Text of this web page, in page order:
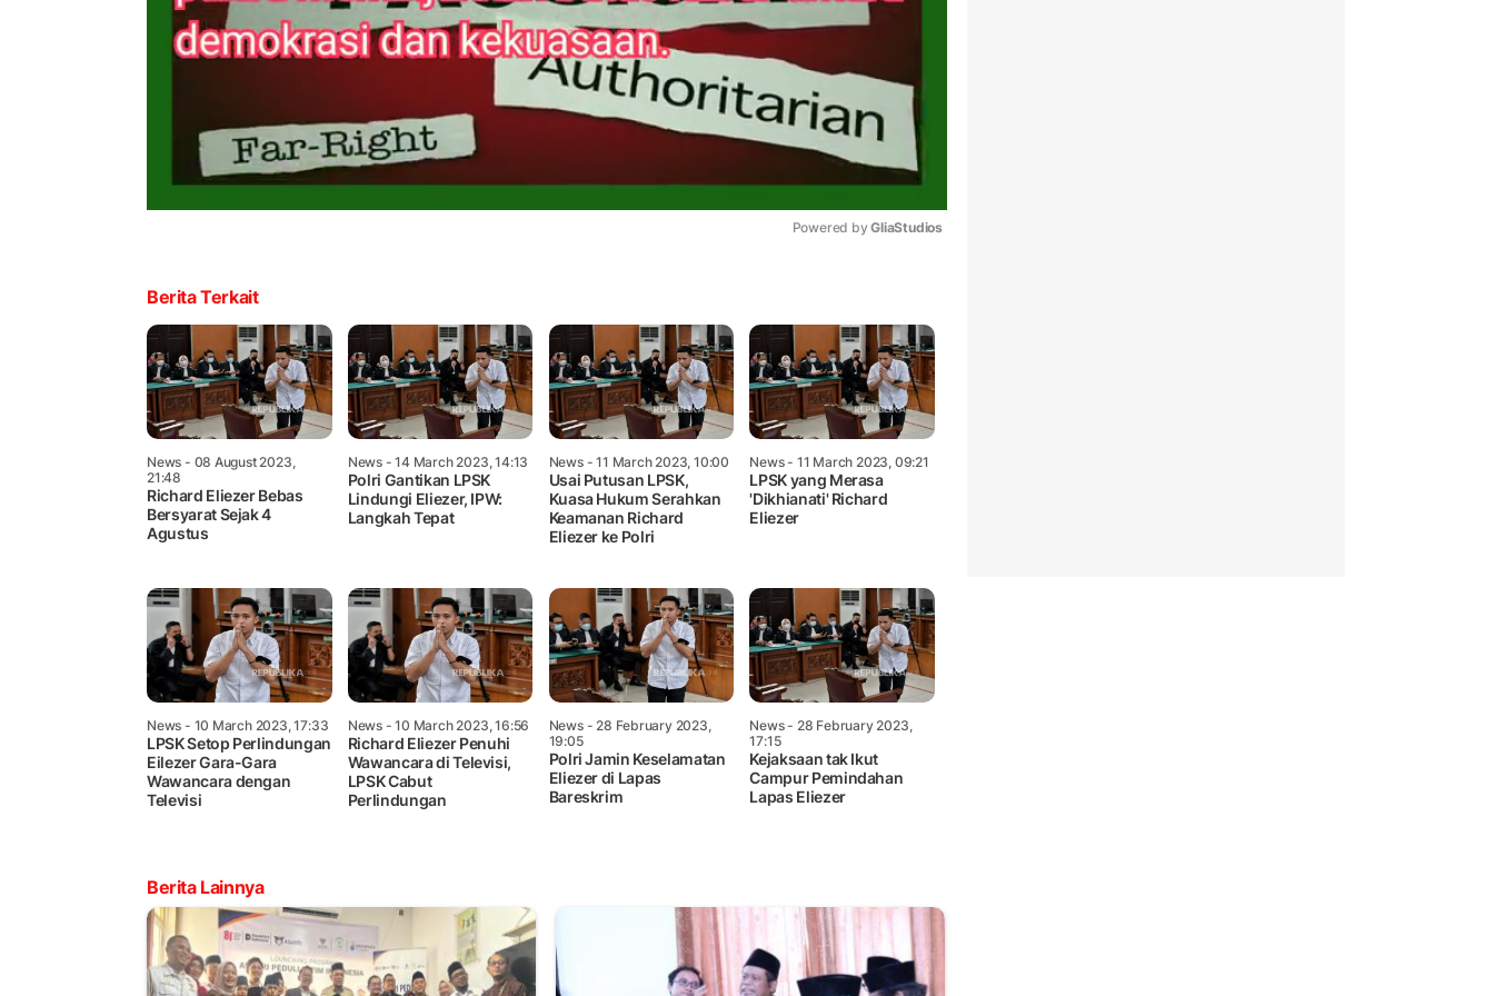
Powered by GliaStudios
Berita Terkait
News - 08 August 2023,
21:48
Richard Eliezer Bebas
Bersyarat Sejak 4
Agustus
News- 14 March 2023, 14:13
Polri Gantikan LPSK
Lindungi Eliezer, IPW:
Langkah Tepat
News- 11 March 2023, 10:00
Usai Putusan LPSK,
Kuasa Hukum Serahkan
Keamanan Richard
Eliezer ke Polri
News- 11 March 2023, 09:21
LPSK yang Merasa
'Dikhianati' Richard
Eliezer
News - 10 March 2023, 17:33
LPSK Setop Perlindungan
Eilezer Gara-Gara
Wawancara dengan
Televisi
News- 10 March 2023, 16:56
Richard Eliezer Penuhi
Wawancara di Televisi,
LPSK Cabut
Perlindungan
News- 28 February 2023,
19:05
Polri Jamin Keselamatan
Eliezer di Lapas
Bareskrim
News- 28 February 2023,
17:15
Kejaksaan tak Ikut
Campur Pemindahan
Lapas Eliezer
Berita Lainnya